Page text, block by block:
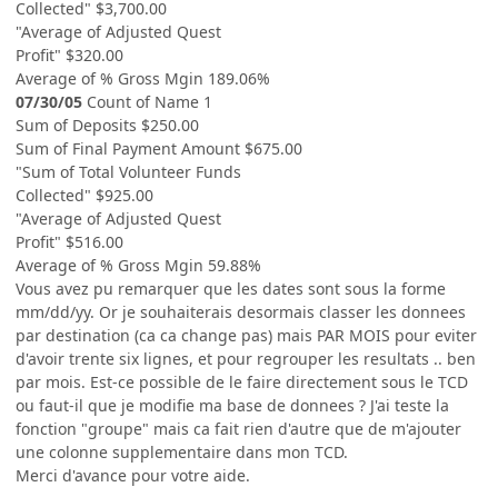
Collected" $3,700.00
"Average of Adjusted Quest
Profit" $320.00
Average of % Gross Mgin 189.06%
07/30/05 Count of Name 1
Sum of Deposits $250.00
Sum of Final Payment Amount $675.00
"Sum of Total Volunteer Funds
Collected" $925.00
"Average of Adjusted Quest
Profit" $516.00
Average of % Gross Mgin 59.88%
Vous avez pu remarquer que les dates sont sous la forme
mm/dd/yy. Or je souhaiterais desormais classer les donnees
par destination (ca ca change pas) mais PAR MOIS pour eviter
d'avoir trente six lignes, et pour regrouper les resultats .. ben
par mois. Est-ce possible de le faire directement sous le TCD
ou faut-il que je modifie ma base de donnees ? J'ai teste la
fonction "groupe" mais ca fait rien d'autre que de m'ajouter
une colonne supplementaire dans mon TCD.
Merci d'avance pour votre aide.